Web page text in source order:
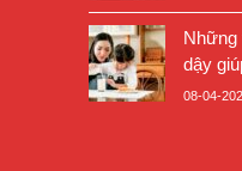
Những
dậy
08-04-